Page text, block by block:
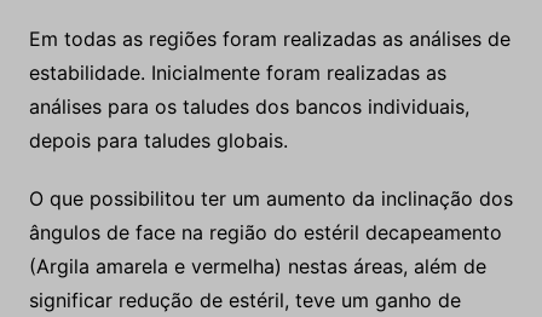
O que possibilitou ter um aumento da inclinação dos
ângulos de face na região do estéril decapeamento
(Argila amarela e vermelha) nestas áreas, além de
minério.
Para estes trabalhos, foi elaborado uma nova
atualização do mapeamento geológico-geotécnico